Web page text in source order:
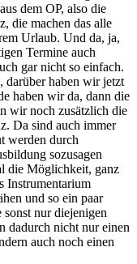
dem OP, also die
die machen das alle
Urlaub. Und da, ja,
Termine auch
gar nicht so einfach.
darüber haben wir jetzt
haben wir da, dann die
wir noch zusätzlich die
Da sind auch immer
werden durch
sozusagen
die Möglichkeit, ganz
Instrumentarium
und so ein paar
nur diejenigen
dadurch nicht nur einen
auch noch einen